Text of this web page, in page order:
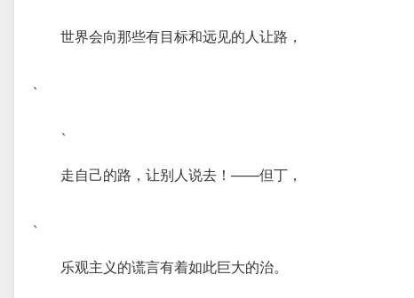
世界会向那些有目标和远见的人让路，
、
、
走自己的路，让别人说去！——但丁，
、
乐观主义的谎言有着如此巨大的治。